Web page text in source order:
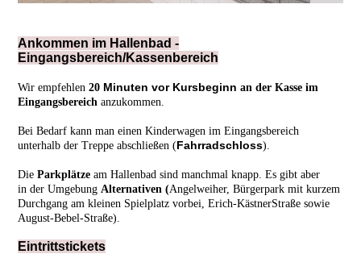
Ankommen im Hallenbad -
Eingangsbereich/Kassenbereich
Wir empfehlen20 Minuten vor Kursbeginn an der Kasse im
Eingangsbereich anzukommen.
Bei Bedarf kann man einen Kinderwagen im Eingangsbereich
unterhalb der Treppe abschließen (Fahrradschloss).
DieParkplätze am Hallenbad sind manchmal knapp. Es gibt aber
in der Umgebung Alternativen (Angelweiher, Bürgerpark mit kurzem
Durchgang am kleinen Spielplatz vorbei, Erich-KästnerStraße sowie
August-Bebel-Straße).
Eintrittstickets